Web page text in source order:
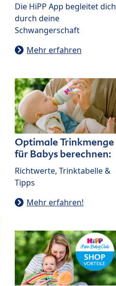
Die HiPP App begleitet dich
durch deine
Schwangerschaft
Mehr erfahren
Optimale Trinkmenge
für Babys berechnen:
Richtwerte, Trinktabelle &
Tipps
Mehr erfahren!